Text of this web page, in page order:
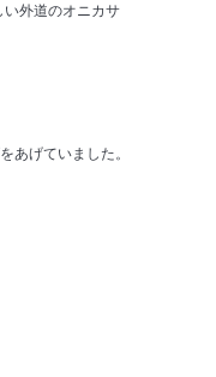
い外道のオニカサ
あげていました。